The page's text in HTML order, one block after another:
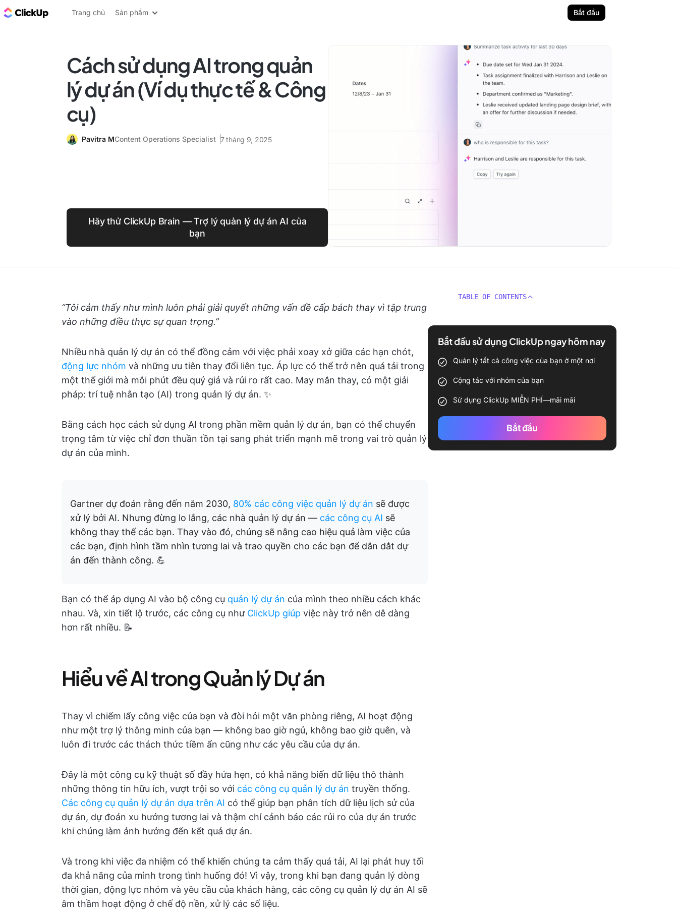
ClickUp Blog
Trang chủ Sản phẩm Bắt đầu
Cách sử dụng AI trong quản
lý dự án (Ví dụ thực tế & Công
cụ)
Pavitra MContent Operations Specialist 7 tháng 9, 2025
Hãy thử ClickUp Brain — Trợ lý quản lý dự án AI của
bạn
“Tôi cảm thấy như mình luôn phải giải quyết những vấn đề cấp bách thay vì tập trung
vào những điều thực sự quan trọng.”
Nhiều nhà quản lý dự án có thể đồng cảm với việc phải xoay xở giữa các hạn chót,
động lực nhóm và những ưu tiên thay đổi liên tục. Áp lực có thể trở nên quá tải trong
một thế giới mà mỗi phút đều quý giá và rủi ro rất cao. May mắn thay, có một giải
pháp: trí tuệ nhân tạo (AI) trong quản lý dự án. ✨
Bằng cách học cách sử dụng AI trong phần mềm quản lý dự án, bạn có thể chuyển
trọng tâm từ việc chỉ đơn thuần tồn tại sang phát triển mạnh mẽ trong vai trò quản lý
dự án của mình.
Gartner dự đoán rằng đến năm 2030, 80% các công việc quản lý dự án sẽ được
xử lý bởi AI. Nhưng đừng lo lắng, các nhà quản lý dự án — các công cụ AI sẽ
không thay thế các bạn. Thay vào đó, chúng sẽ nâng cao hiệu quả làm việc của
các bạn, định hình tầm nhìn tương lai và trao quyền cho các bạn để dẫn dắt dự
án đến thành công. 💪
Bạn có thể áp dụng AI vào bộ công cụ quản lý dự án của mình theo nhiều cách khác
nhau. Và, xin tiết lộ trước, các công cụ như ClickUp giúp việc này trở nên dễ dàng
hơn rất nhiều. 📝
Hiểu về AI trong Quản lý Dự án
Thay vì chiếm lấy công việc của bạn và đòi hỏi một văn phòng riêng, AI hoạt động
như một trợ lý thông minh của bạn — không bao giờ ngủ, không bao giờ quên, và
luôn đi trước các thách thức tiềm ẩn cũng như các yêu cầu của dự án.
Đây là một công cụ kỹ thuật số đầy hứa hẹn, có khả năng biến dữ liệu thô thành
những thông tin hữu ích, vượt trội so với các công cụ quản lý dự án truyền thống.
Các công cụ quản lý dự án dựa trên AI có thể giúp bạn phân tích dữ liệu lịch sử của
dự án, dự đoán xu hướng tương lai và thậm chí cảnh báo các rủi ro của dự án trước
khi chúng làm ảnh hưởng đến kết quả dự án.
Và trong khi việc đa nhiệm có thể khiến chúng ta cảm thấy quá tải, AI lại phát huy tối
đa khả năng của mình trong tình huống đó! Vì vậy, trong khi bạn đang quản lý dòng
thời gian, động lực nhóm và yêu cầu của khách hàng, các công cụ quản lý dự án AI sẽ
âm thầm hoạt động ở chế độ nền, xử lý các số liệu.
TABLE OF CONTENTS
Bắt đầu sử dụng ClickUp ngay hôm nay
Quản lý tất cả công việc của bạn ở một nơi
Cộng tác với nhóm của bạn
Sử dụng ClickUp MIỄN PHÍ—mãi mãi
Bắt đầu